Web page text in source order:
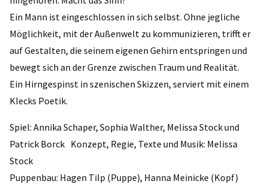
Ein Mann ist eingeschlossen in sich selbst. Ohne jegliche
Möglichkeit, mit der Außenwelt zu kommunizieren, trifft er
auf Gestalten, die seinem eigenen Gehirn entspringen und
bewegt sich an der Grenze zwischen Traum und Realität.
Ein Hirngespinst in szenischen Skizzen, serviert mit einem
Klecks Poetik.
Spiel: Annika Schaper, Sophia Walther, Melissa Stock und
Patrick Borck Konzept, Regie, Texte und Musik: Melissa
Stock
Puppenbau: Hagen Tilp (Puppe), Hanna Meinicke (Kopf)